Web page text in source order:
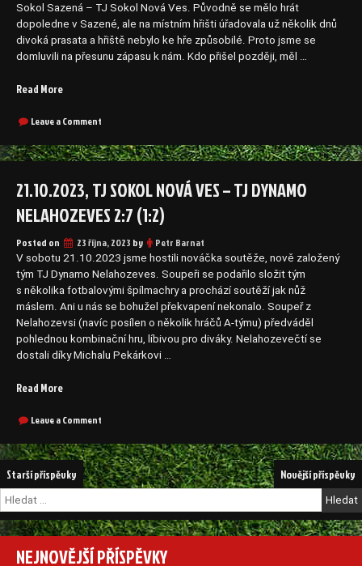
(1:2)
Sokol Sazená – TJ Sokol Nová Ves. Původně se mělo hrát
dopoledne v Sazené, ale na místním hřišti úřadovala už několik dnů
divoká prasata a hřiště nebylo ke hře způsobilé. Proto jsme se
domluvili na přesunu zápasu k nám. Kdo přišel později, měl …
Read More„28.10.2023,
Sokol
–
Sokol
Nová
Ves
2:2
(2:2)“
Leave a Comment
TJ
Sokol
Sokol
Ves
2:2
(2:2)
21.10.2023, TJ SOKOL NOVÁ VES – TJ DYNAMO
NELAHOZEVES 2:7 (1:2)
Posted on 23 října, 2023 by Petr Barnat
V sobotu 21.10.2023 jsme hostili nováčka soutěže, nově založený
tým TJ Dynamo Nelahozeves. Soupeři se podařilo složit tým
s několika fotbalovými špílmachry a prochází soutěží jak nůž
máslem. Ani u nás se bohužel překvapení nekonalo. Soupeř z
Nelahozevsi (navíc posílen o několik hráčů A-týmu) předváděl
pohlednou kombinační hru, líbivou pro diváky. Nelahozevečtí se
dostali díky Michalu Pekárkovi …
Read More„21.10.2023,
Sokol
Ves
TJ
Nelahozeves
2:7
(1:2)“
Leave a Comment
TJ
Sokol
Nová
Ves
TJ
Dynamo
2:7
Navigace
pro
příspěvky
Starší příspěvky Novější příspěvky
Vyhledávání
NEJNOVĚJŠÍ PŘÍSPĚVKY